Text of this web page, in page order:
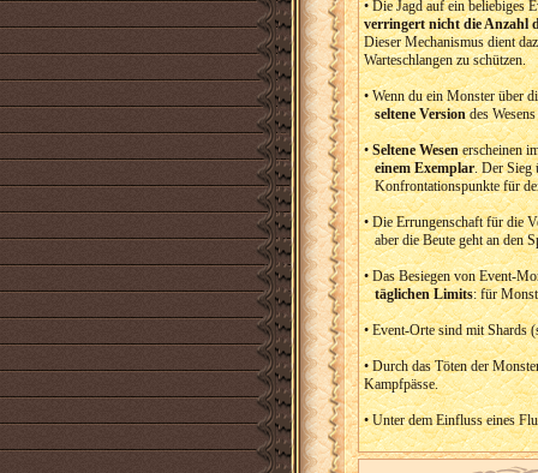
• Die Jagd auf ein beliebiges
verringert nicht die Anzahl
Dieser Mechanismus dient
Warteschlangen zu schützen.
• Wenn du ein Monster über
seltene Versiondes
•Seltene Wesenerscheinen
einem Exemplar. Der Sieg
Konfrontationspunkte für
• Die Errungenschaft für die
aber die Beute geht an den
• Das Besiegen von Event-
täglichen Limits: für
• Event-Orte sind mit Shards
• Durch das Töten der
Kampfpässe.
• Unter dem Einfluss eines